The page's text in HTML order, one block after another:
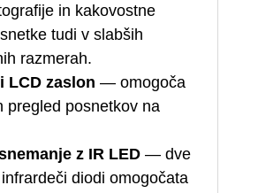
in kakovostne
tudi v slabših
razmerah.
LCD zaslon — omogoča
pregled posnetkov na
z IR LED— dve
diodi omogočata